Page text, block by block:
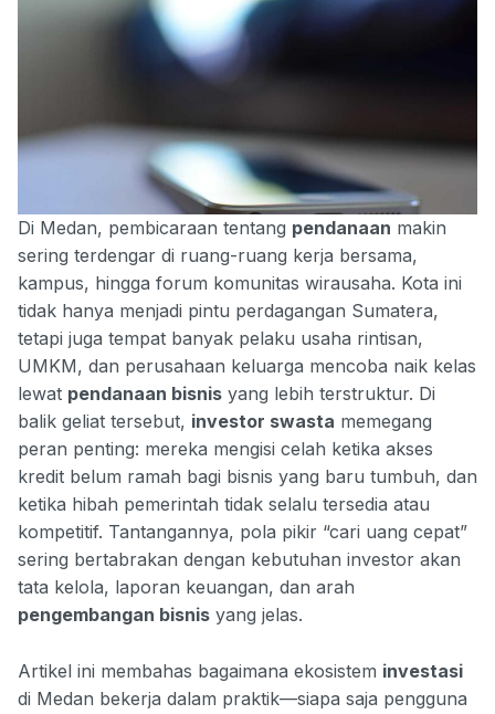
Di Medan, pembicaraan tentang pendanaan makin
sering terdengar di ruang-ruang kerja bersama,
kampus, hingga forum komunitas wirausaha. Kota ini
tidak hanya menjadi pintu perdagangan Sumatera,
tetapi juga tempat banyak pelaku usaha rintisan,
UMKM, dan perusahaan keluarga mencoba naik kelas
lewat pendanaan bisnis yang lebih terstruktur. Di
balik geliat tersebut, investor swasta memegang
peran penting: mereka mengisi celah ketika akses
kredit belum ramah bagi bisnis yang baru tumbuh, dan
ketika hibah pemerintah tidak selalu tersedia atau
kompetitif. Tantangannya, pola pikir “cari uang cepat”
sering bertabrakan dengan kebutuhan investor akan
tata kelola, laporan keuangan, dan arah
pengembangan bisnis yang jelas.
Artikel ini membahas bagaimana ekosistem investasi
di Medan bekerja dalam praktik—siapa saja pengguna